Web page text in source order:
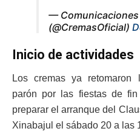
— Comunicaciones
(@CremasOficial)
Inicio de actividades
Los cremas ya retomaron
parón por las fiestas de
preparar el arranque del
Xinabajul el sábado 20 a las